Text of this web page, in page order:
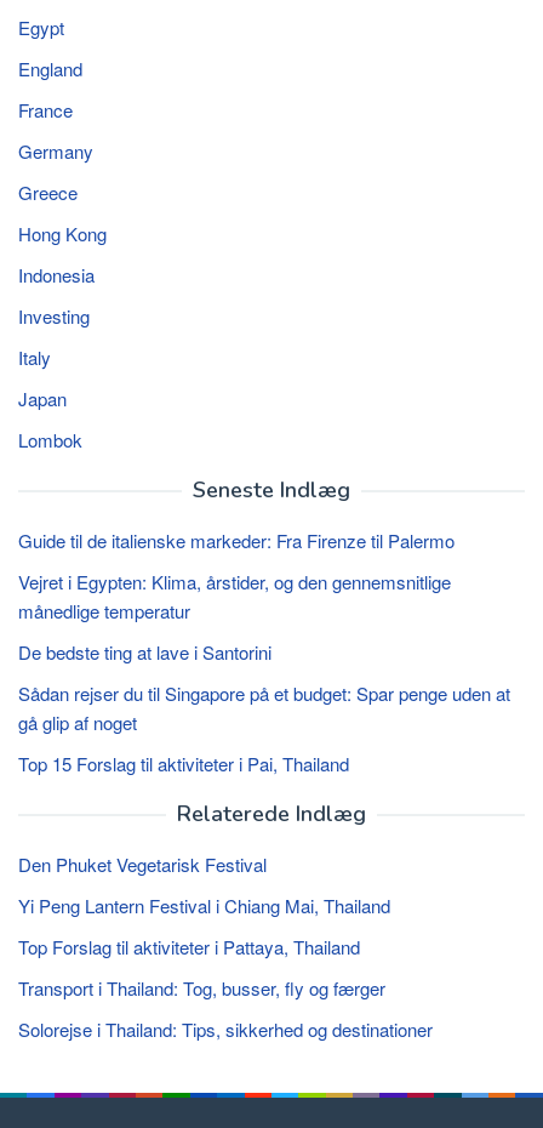
Egypt
England
France
Germany
Greece
Hong Kong
Indonesia
Investing
Italy
Japan
Lombok
Seneste Indlæg
Guide til de italienske markeder: Fra Firenze til Palermo
Vejret i Egypten: Klima, årstider, og den gennemsnitlige
månedlige temperatur
De bedste ting at lave i Santorini
Sådan rejser du til Singapore på et budget: Spar penge uden at
gå glip af noget
Top 15 Forslag til aktiviteter i Pai, Thailand
Relaterede Indlæg
Den Phuket Vegetarisk Festival
Yi Peng Lantern Festival i Chiang Mai, Thailand
Top Forslag til aktiviteter i Pattaya, Thailand
Transport i Thailand: Tog, busser, fly og færger
Solorejse i Thailand: Tips, sikkerhed og destinationer